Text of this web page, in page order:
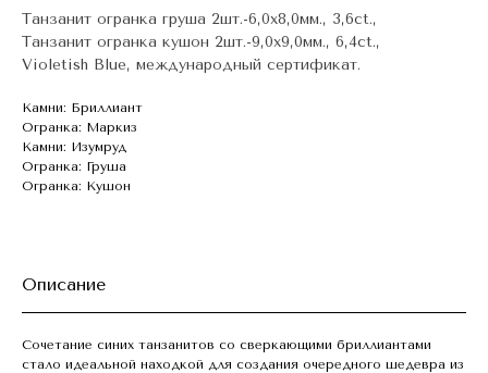
Танзанит огранка груша 2шт.-6,0х8,0мм., 3,6ct.,
Танзанит огранка кушон 2шт.-9,0х9,0мм., 6,4ct.,
Violetish Blue, международный сертификат.
Камни: Бриллиант
Огранка: Маркиз
Камни: Изумруд
Огранка: Груша
Огранка: Кушон
Описание
Сочетание синих танзанитов со сверкающими бриллиантами
стало идеальной находкой для создания очередного шедевра из